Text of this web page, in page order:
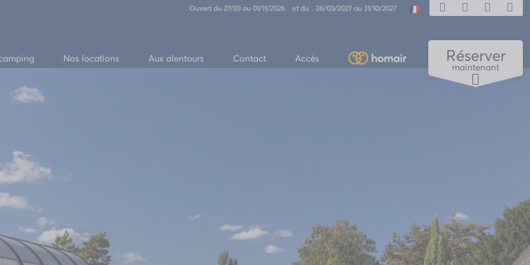
Ouvert du 27/03 au 01/11/2026 et du 26/03/2027 au 31/10/2027
Nos locations Aux alentours Contact Accès Réserver
maintenant